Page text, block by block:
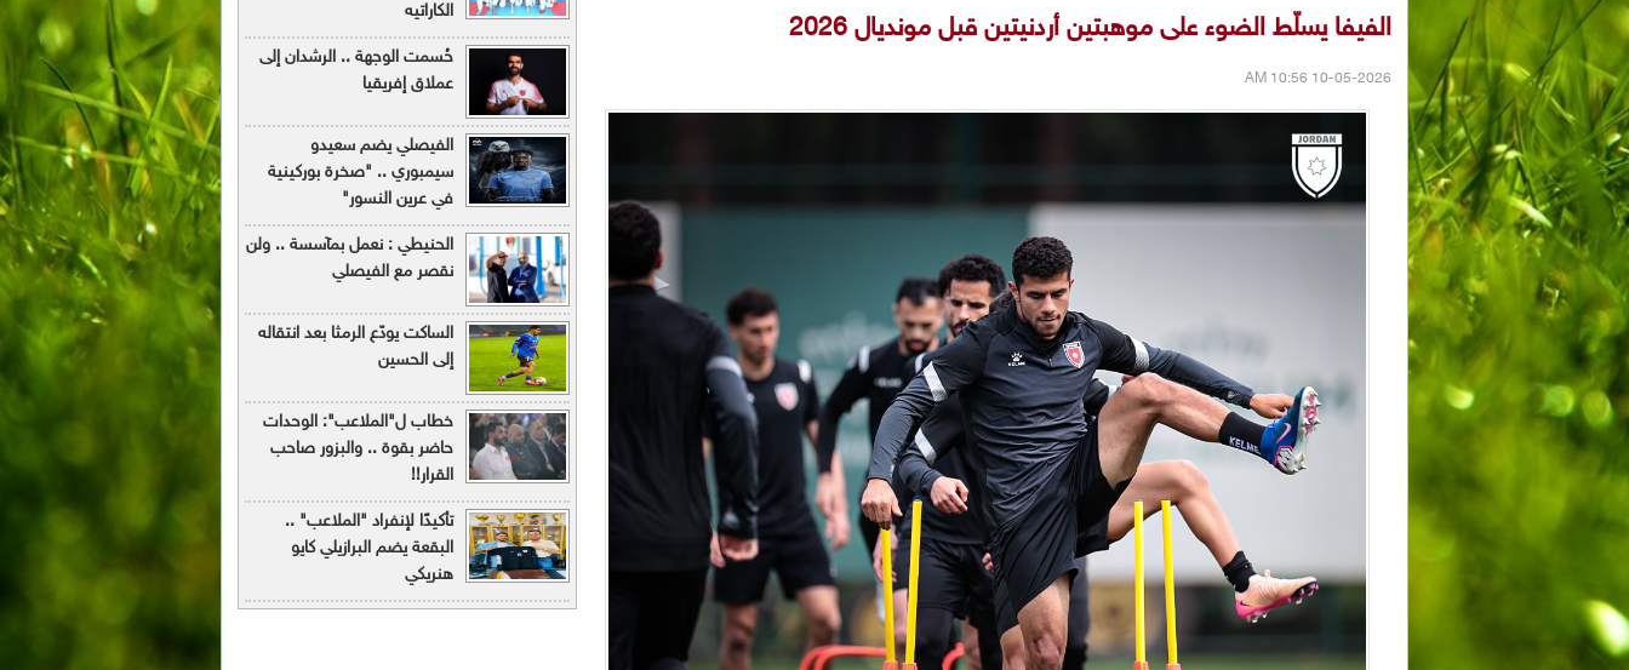
الفيفا يسلّط الضوء على موهبتين أردنيتين قبل مونديال 2026
10-05-2026 10:56 AM
الكاراتيه
حُسمت الوجهة .. الرشدان إلى
عملاق إفريقيا
الفيصلي يضم سعيدو
سيمبوري .. "صخرة بوركينية
في عرين النسور"
الحنيطي : نعمل بمآسسة .. ولن
نقصر مع الفيصلي
الساكت يودّع الرمثا بعد انتقاله
إلى الحسين
خطاب ل"الملاعب": الوحدات
حاضر بقوة .. والبزور صاحب
القرار!!
تأكيدًا لإنفراد "الملاعب" ..
البقعة يضم البرازيلي كايو
هنريكي